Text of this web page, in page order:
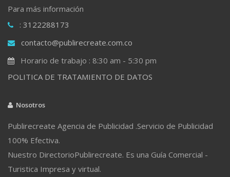
Para más información
: 3122288173
contacto@publirecreate.com.co
Horario de trabajo : 8:30 am - 5:30 pm
POLITICA DE TRATAMIENTO DE DATOS
Nosotros
Publirecreate Agencia de Publicidad .Servicio de Publicidad
100% Efectiva.
Nuestro DirectorioPublirecreate. Es una Guía Comercial -
Turistica Impresa y virtual.